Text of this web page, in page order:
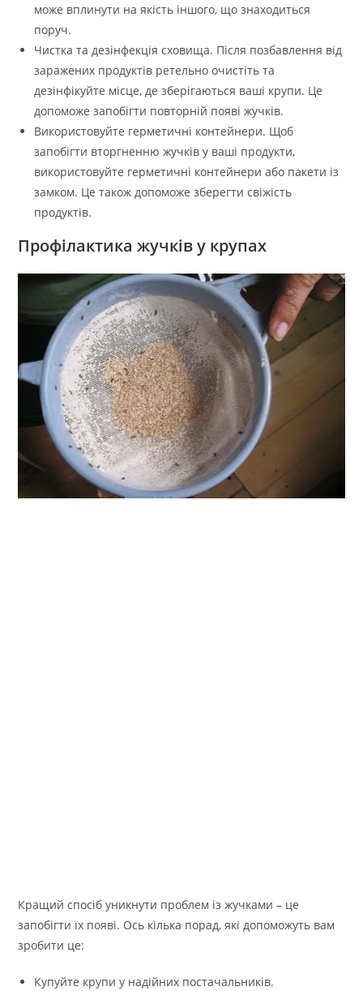
може вплинути на якість іншого, що знаходиться
поруч.
Чистка та дезінфекція сховища. Після позбавлення від
заражених продуктів ретельно очистіть та
дезінфікуйте місце, де зберігаються ваші крупи. Це
допоможе запобігти повторній появі жучків.
Використовуйте герметичні контейнери. Щоб
запобігти вторгненню жучків у ваші продукти,
використовуйте герметичні контейнери або пакети із
замком. Це також допоможе зберегти свіжість
продуктів.
Профілактика жучків у крупах
Кращий спосіб уникнути проблем із жучками – це
запобігти їх появі. Ось кілька порад, які допоможуть вам
зробити це:
Купуйте крупи у надійних постачальників.